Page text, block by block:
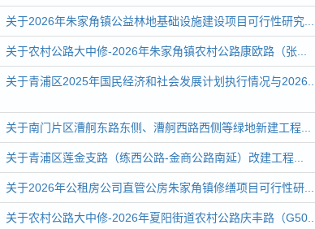
关于2026年朱家角镇公益林地基础设施建设项目可行性研究...
关于农村公路大中修-2026年朱家角镇农村公路康欧路（张...
关于青浦区2025年国民经济和社会发展计划执行情况与2026...
关于南门片区漕舸东路东侧、漕舸西路西侧等绿地新建工程...
关于青浦区莲金支路（练西公路-金商公路南延）改建工程...
关于2026年公租房公司直管公房朱家角镇修缮项目可行性研...
关于农村公路大中修-2026年夏阳街道农村公路庆丰路（G50...